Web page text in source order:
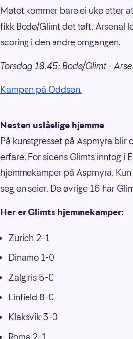
Møtet kommer bare ei uke etter
fikk Bodø/Glimt det tøft. Arsenal
scoring i den andre omgangen.
Torsdag 18.45: Bodø/Glimt -
Kampen på Oddsen.
Nesten uslåelige hjemme
På kunstgresset på Aspmyra blir
erfare. For sidens Glimts inntog i
hjemmekamper på Aspmyra.
seg en seier. De øvrige 16 har
Her er Glimts hjemmekamper:
Zurich 2-1
Dinamo 1-0
Zalgiris 5-0
Linfield 8-0
Klaksvik 3-0